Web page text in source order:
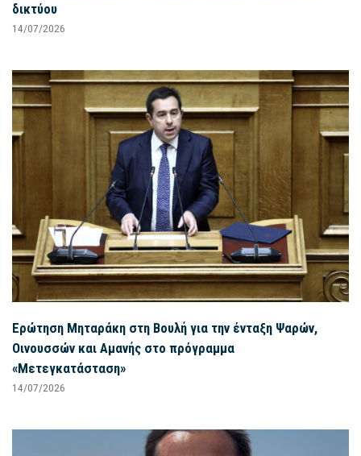
δικτύου
14/07/2026
Ερώτηση Μηταράκη στη Βουλή για την ένταξη Ψαρών,
Οινουσσών και Αμανής στο πρόγραμμα
«Μετεγκατάσταση»
14/07/2026